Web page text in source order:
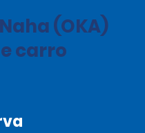
(OKA)
carro